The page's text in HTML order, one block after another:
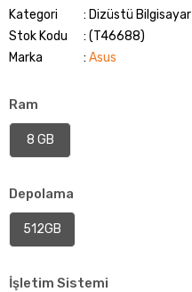
Kategori
Dizüstü Bilgisayar
Stok Kodu
(T46688)
Marka
: Asus
Ram
8 GB
Depolama
512GB
İşletim Sistemi